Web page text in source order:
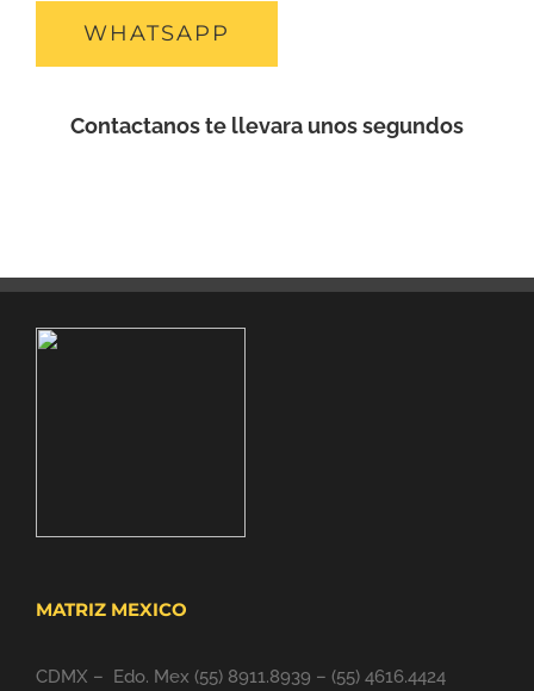
WHATSAPP
Contactanos te llevara unos segundos
MATRIZ MEXICO
CDMX – Edo. Mex (55) 8911.8939 – (55) 4616.4424